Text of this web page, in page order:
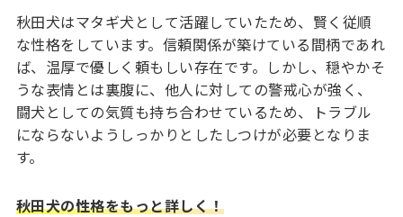
秋田犬はマタギ犬として活躍していたため、賢く従順
な性格をしています。信頼関係が築けている間柄であれ
ば、温厚で優しく頼もしい存在です。しかし、穏やかそ
うな表情とは裏腹に、他人に対しての警戒心が強く、
闘犬としての気質も持ち合わせているため、トラブル
にならないようしっかりとしたしつけが必要となりま
す。
秋田犬の性格をもっと詳しく！